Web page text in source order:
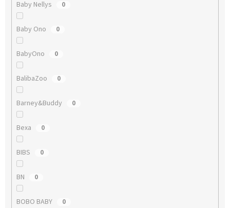
Baby Nellys 0
Baby Ono 0
BabyOno 0
BalibaZoo 0
Barney&Buddy 0
Bexa 0
BIBS 0
BN 0
BOBO BABY 0